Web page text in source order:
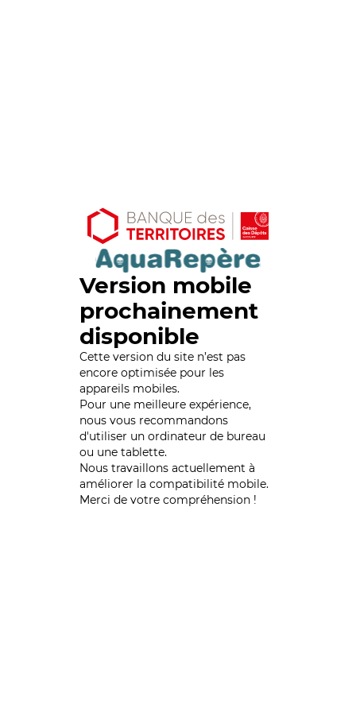
Version mobile
prochainement
disponible
Cette version du site n’est pas
encore optimisée pour les
appareils mobiles.
Pour une meilleure expérience,
nous vous recommandons
d'utiliser un ordinateur de bureau
ou une tablette.
Nous travaillons actuellement à
améliorer la compatibilité mobile.
Merci de votre compréhension !